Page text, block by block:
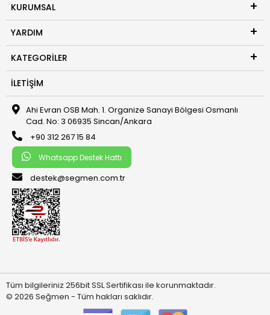
KURUMSAL
YARDIM
KATEGORILER
İLETIŞIM
Ahi Evran OSB Mah. 1. Organize Sanayi Bölgesi Osmanlı
Cad. No: 3 06935 Sincan/Ankara
+90 312 267 15 84
Whatsapp Destek Hattı
destek@segmen.com.tr
Tüm bilgileriniz 256bit SSL Sertifikası ile korunmaktadır.
© 2026 Seğmen - Tüm hakları saklıdır.